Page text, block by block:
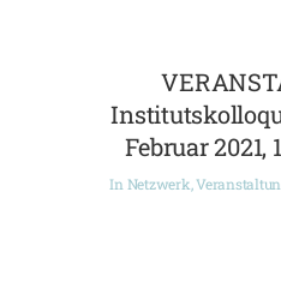
Februar 2021,
In Netzwerk,